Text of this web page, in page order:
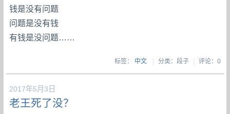
钱是没有问题
问题是没有钱
有钱是没问题……
标签： 中文 | 分类：段子| 评论：0
2017年5月3日
老王死了没？